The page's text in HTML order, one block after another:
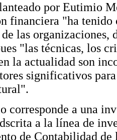
por Eutimio
financiera "ha tenido
las organizaciones,
"las técnicas, los
la actualidad son
significativos
corresponde a una
a la línea de
de Contabilidad